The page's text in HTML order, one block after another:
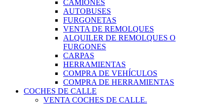
CAMIONES
AUTOBUSES
FURGONETAS
VENTA DE REMOLQUES
ALQUILER DE REMOLQUES O
FURGONES
CARPAS
HERRAMIENTAS
COMPRA DE VEHÍCULOS
COMPRA DE HERRAMIENTAS
COCHES DE CALLE
VENTA COCHES DE CALLE.